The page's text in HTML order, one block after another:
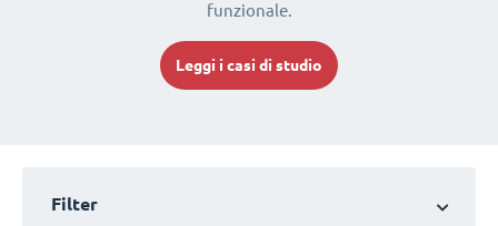
funzionale.
Leggi i casi di studio
Filter